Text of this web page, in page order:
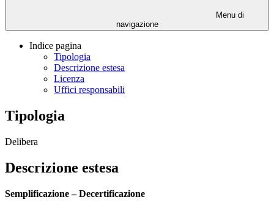
Menu di
navigazione
Indice pagina
Tipologia
Descrizione estesa
Licenza
Uffici responsabili
Tipologia
Delibera
Descrizione estesa
Semplificazione – Decertificazione